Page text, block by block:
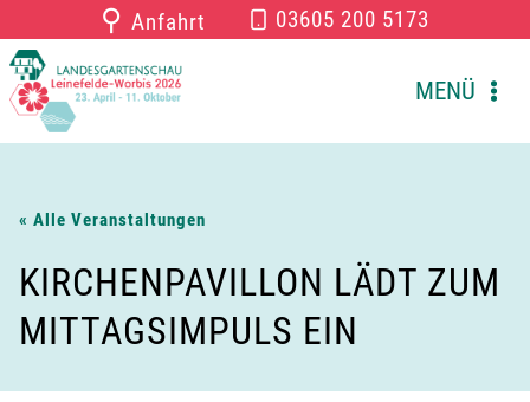
Inhalt
springen
⚲ Anfahrt 03605 200 5173
MENÜ
« Alle Veranstaltungen
KIRCHENPAVILLON LÄDT ZUM
MITTAGSIMPULS EIN